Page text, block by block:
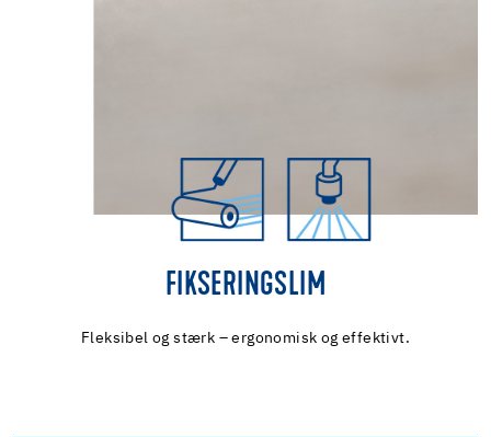
FIKSERINGSLIM
Fleksibel og stærk – ergonomisk og effektivt.